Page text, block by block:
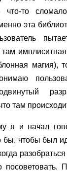
что-то
эта
магия),
там
я и начал
бы, чтобы был
посоветовать.